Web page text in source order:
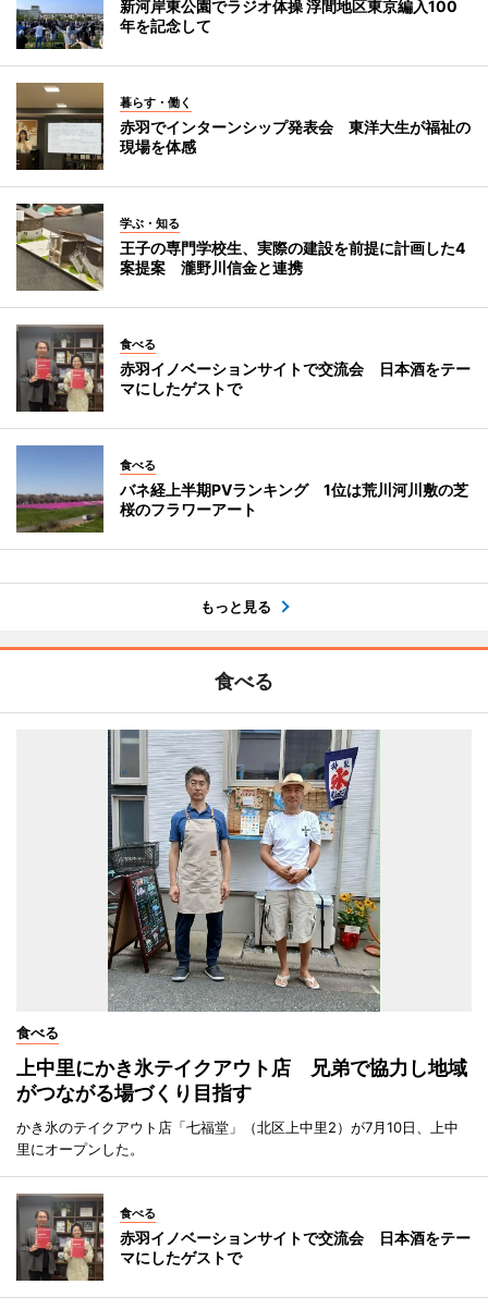
新河岸東公園でラジオ体操 浮間地区東京編入100
年を記念して
暮らす・働く
赤羽でインターンシップ発表会 東洋大生が福祉の
現場を体感
学ぶ・知る
王子の専門学校生、実際の建設を前提に計画した4
案提案 瀧野川信金と連携
食べる
赤羽イノベーションサイトで交流会 日本酒をテー
マにしたゲストで
食べる
バネ経上半期PVランキング 1位は荒川河川敷の芝
桜のフラワーアート
もっと見る
食べる
食べる
上中里にかき氷テイクアウト店 兄弟で協力し地域
がつながる場づくり目指す
かき氷のテイクアウト店「七福堂」（北区上中里2）が7月10日、上中
里にオープンした。
食べる
赤羽イノベーションサイトで交流会 日本酒をテー
マにしたゲストで